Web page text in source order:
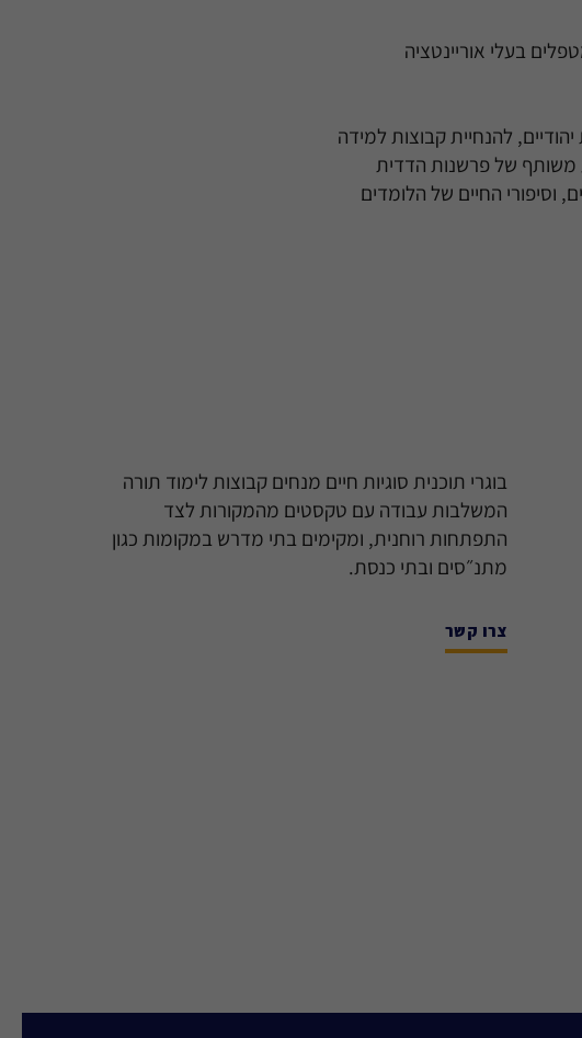
בעלי אוריינטציה
להנחיית קבוצות למידה
משותף של פרשנות הדדית
וסיפורי החיים של הלומדים
בוגרי תוכנית סוגיות חיים מנחים קבוצות לימוד תורה
המשלבות עבודה עם טקסטים מהמקורות לצד
התפתחות רוחנית, ומקימים בתי מדרש במקומות כגון
מתנ״סים ובתי כנסת.
צרו קשר